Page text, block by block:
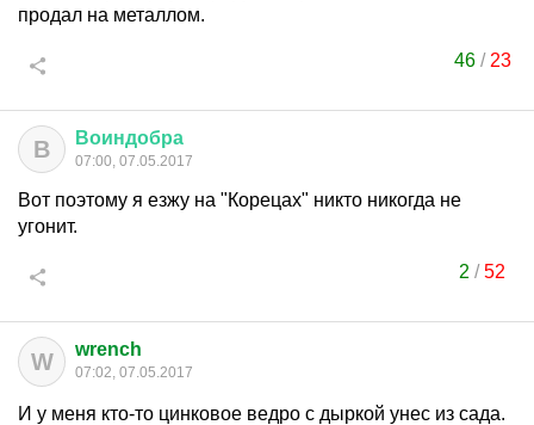
продал на металлом.
46/ 23
В Воиндобра
07:00, 07.05.2017
Вот поэтому я езжу на "Корецах" никто никогда не
угонит.
2 /52
W wrench
07:02, 07.05.2017
И у меня кто-то цинковое ведро с дыркой унес из сада.